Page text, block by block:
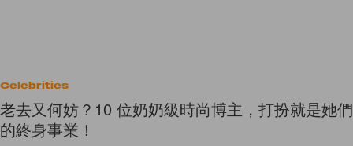
Celebrities
老去又何妨？10 位奶奶級時尚博主，打扮就是她們
的終身事業！